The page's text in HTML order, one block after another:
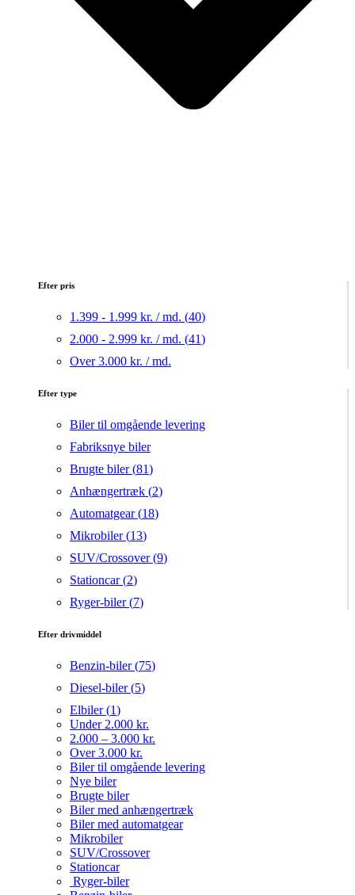
Efter pris
1.399 - 1.999 kr. / md. (40)
2.000 - 2.999 kr. / md. (41)
Over 3.000 kr. / md.
Efter type
Biler til omgående levering
Fabriksnye biler
Brugte biler (81)
Anhængertræk (2)
Automatgear (18)
Mikrobiler (13)
SUV/Crossover (9)
Stationcar (2)
Ryger-biler (7)
Efter drivmiddel
Benzin-biler (75)
Diesel-biler (5)
Elbiler (1)
Under 2.000 kr.
2.000 – 3.000 kr.
Over 3.000 kr.
Biler til omgående levering
Nye biler
Brugte biler
Biler med anhængertræk
Biler med automatgear
Mikrobiler
SUV/Crossover
Stationcar
Ryger-biler